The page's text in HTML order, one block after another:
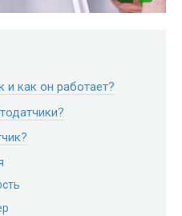
и как он работает?